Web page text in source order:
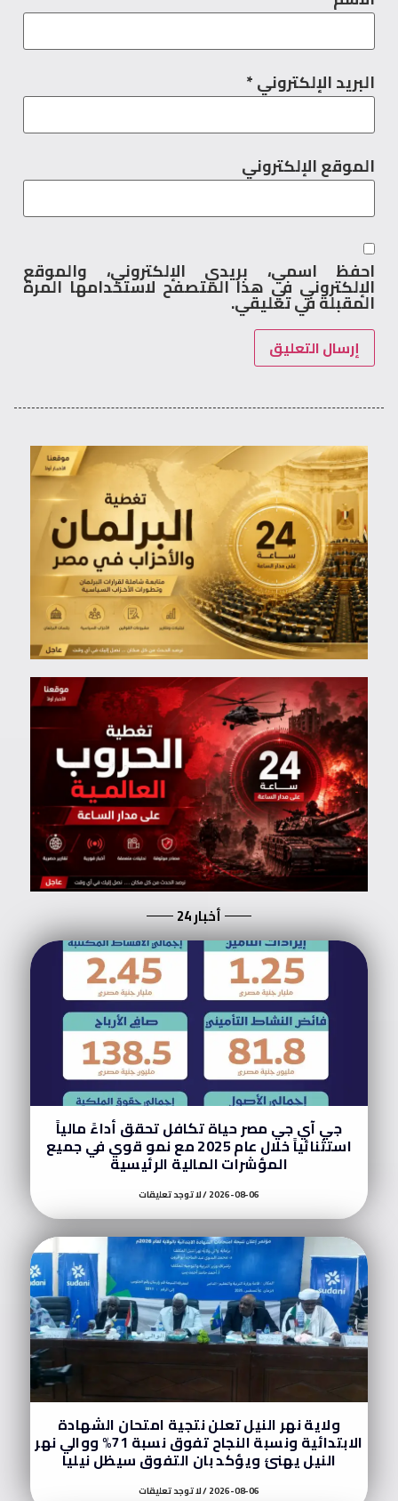
البريد الإلكتروني*
الموقع الإلكتروني
احفظ اسمي، بريدي الإلكتروني، والموقع
الإلكتروني في هذا المتصفح لاستخدامها المرة
المقبلة في تعليقي.
أخبار 24
جي آي جي مصر حياة تكافل تحقق أداءً مالياً
استثنائياً خلال عام 2025 مع نمو قوي في جميع
المؤشرات المالية الرئيسية
2026-08-06 لا توجد تعليقات
ولاية نهر النيل تعلن نتجية امتحان الشهادة
الابتدائية ونسبة النجاح تفوق نسبة 71% ووالي نهر
النيل يهنئ ويؤكد بان التفوق سيظل نيليا
2026-08-06 لا توجد تعليقات